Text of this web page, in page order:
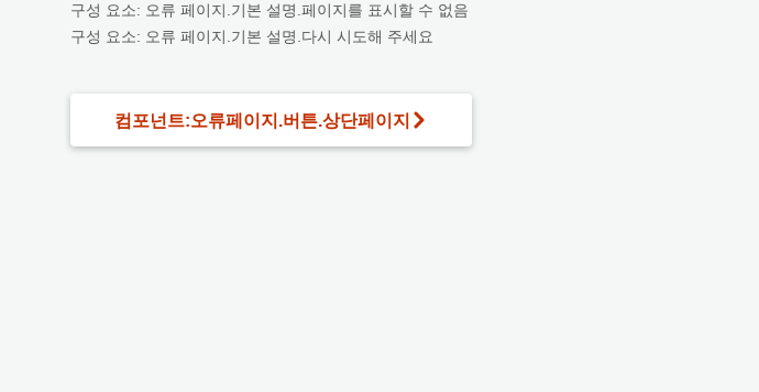
구성 요소: 오류 페이지.기본 설명.페이지를 표시할 수 없음
구성 요소: 오류 페이지.기본 설명.다시 시도해 주세요
컴포넌트:오류페이지.버튼.상단페이지